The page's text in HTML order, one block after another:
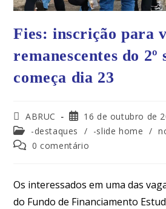
Fies: inscrição para
remanescentes do 2º
começa dia 23
ABRUC
16 de outubro de
-destaques
/ -slide home /
0 comentário
Os interessados em uma das
do Fundo de Financiamento